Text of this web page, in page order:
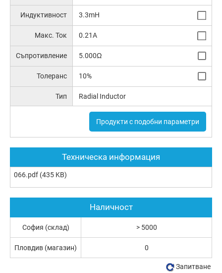
Индуктивност 3.3mH
Макс. Ток 0.21A
Съпротивление 5.000Ω
Толеранс 10%
Тип Radial Inductor
Продукти с подобни параметри
Техническа информация
066.pdf (435 KB)
Наличност
София (склад) > 5000
Пловдив (магазин) 0
Запитване